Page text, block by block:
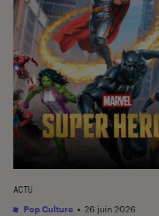
ACTU
Pop Culture • 26 juin 2026